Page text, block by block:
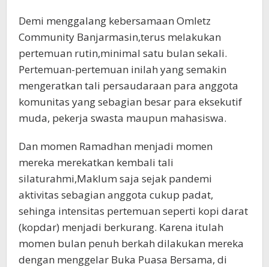
Demi menggalang kebersamaan Omletz
Community Banjarmasin,terus melakukan
pertemuan rutin,minimal satu bulan sekali.
Pertemuan-pertemuan inilah yang semakin
mengeratkan tali persaudaraan para anggota
komunitas yang sebagian besar para eksekutif
muda, pekerja swasta maupun mahasiswa.
Dan momen Ramadhan menjadi momen
mereka merekatkan kembali tali
silaturahmi,Maklum saja sejak pandemi
aktivitas sebagian anggota cukup padat,
sehinga intensitas pertemuan seperti kopi darat
(kopdar) menjadi berkurang. Karena itulah
momen bulan penuh berkah dilakukan mereka
dengan menggelar Buka Puasa Bersama, di